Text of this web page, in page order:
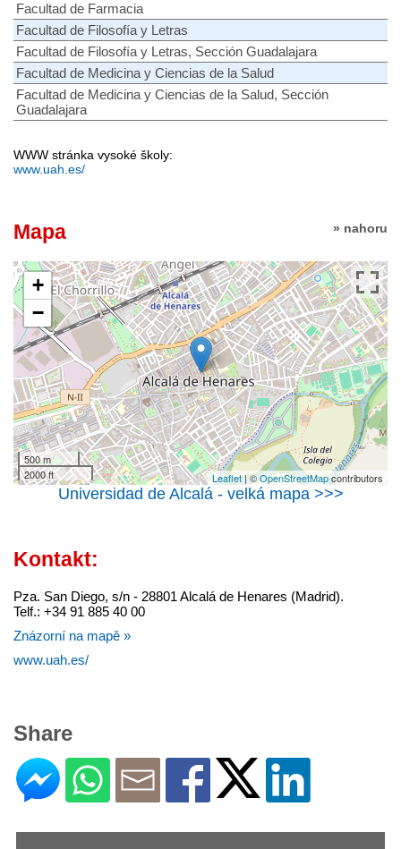
Facultad de Farmacia
Facultad de Filosofía y Letras
Facultad de Filosofía y Letras, Sección Guadalajara
Facultad de Medicina y Ciencias de la Salud
Facultad de Medicina y Ciencias de la Salud, Sección
Guadalajara
WWW stránka vysoké školy:
www.uah.es/
» nahoru
Mapa
+
−
500 m
2000 ft
Leaflet| ©OpenStreetMapcontributors
Universidad de Alcalá - velká mapa >>>
Kontakt:
Pza. San Diego, s/n - 28801 Alcalá de Henares (Madrid).
Telf.: +34 91 885 40 00
Znázorní na mapě »
www.uah.es/
Share